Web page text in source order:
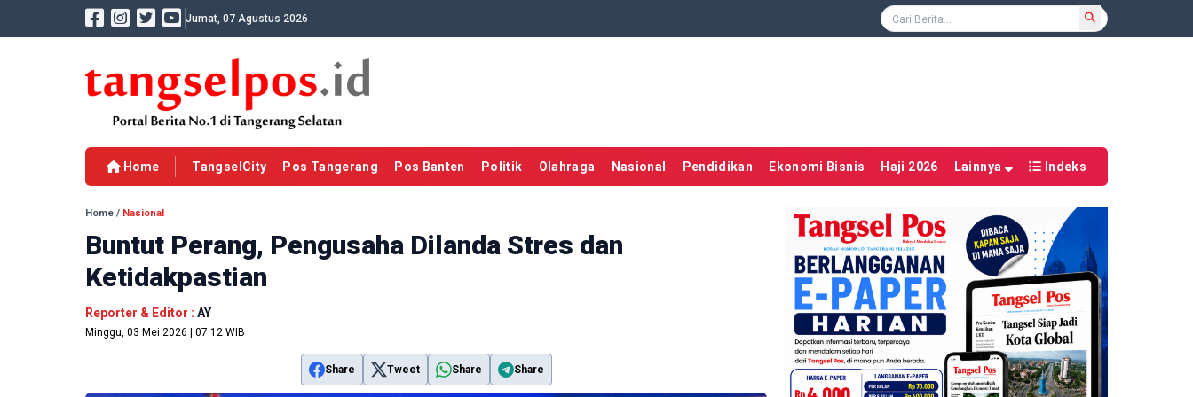
Jumat, 07 Agustus 2026
Home TangselCity Pos Tangerang Pos Banten Politik Olahraga Nasional Pendidikan Ekonomi Bisnis Haji 2026 Lainnya Indeks
Home / Nasional
Buntut Perang, Pengusaha Dilanda Stres dan
Ketidakpastian
Reporter & Editor : AY
Minggu, 03 Mei 2026 | 07:12 WIB
Share Tweet Share Share